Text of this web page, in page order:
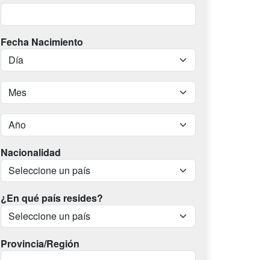
Fecha Nacimiento
Nacionalidad
¿En qué país resides?
Provincia/Región